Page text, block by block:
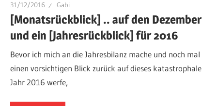
31/12/2016 Gabi
[Monatsrückblick] .. auf den Dezember
und ein [Jahresrückblick] für 2016
Bevor ich mich an die Jahresbilanz mache und noch mal
einen vorsichtigen Blick zurück auf dieses katastrophale
Jahr 2016 werfe,